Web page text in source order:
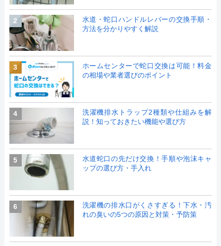
2
水道・蛇口ハンドルレバーの交換手順・
方法を分かりやすく解説
3
ホームセンターで蛇口交換は可能！料金
の相場や業者選びのポイント
4
洗濯機排水トラップ2種類や仕組みを解
説！知っておきたい機能や選び方
5
水道蛇口の先だけ交換！手順や泡沫キャ
ップの選び方・手入れ
6
洗濯機の排水口がくさすぎる！下水・汚
れの臭いの5つの原因と対策・予防策